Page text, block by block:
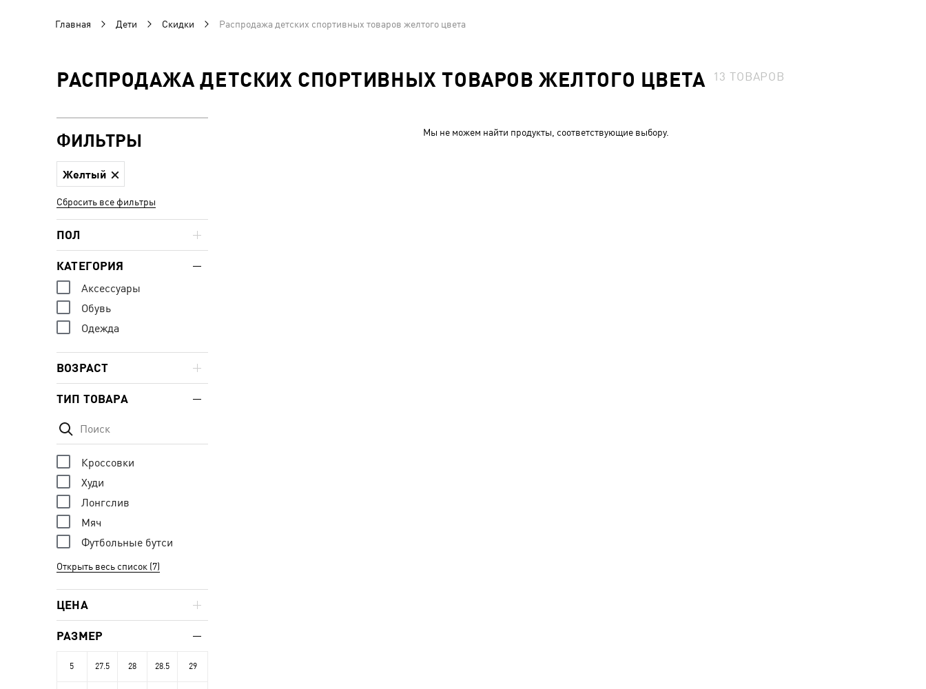
Главная Дети Скидки Распродажа детских спортивных товаров желтого цвета
РАСПРОДАЖА ДЕТСКИХ СПОРТИВНЫХ ТОВАРОВ ЖЕЛТОГО ЦВЕТА 13ТОВАРОВ
Мы не можем найти продукты, соответствующие выбору.
ФИЛЬТРЫ
Желтый
Сбросить все фильтры
ПОЛ
КАТЕГОРИЯ
Аксессуары
Обувь
Одежда
ВОЗРАСТ
ТИП ТОВАРА
Кроссовки
Худи
Лонгслив
Мяч
Футбольные бутси
Открыть весь список (7)
ЦЕНА
РАЗМЕР
5 27.5 28 28.5 29